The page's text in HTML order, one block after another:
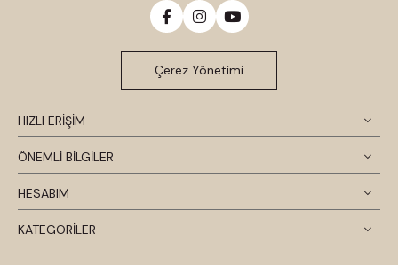
HIZLI ERİŞİM
ÖNEMLİ BİLGİLER
HESABIM
KATEGORİLER
Çerez Yönetimi